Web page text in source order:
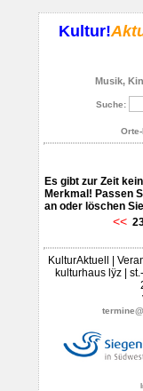
Kultur!
Musik,
Suche:
Es gibt zur Zeit
Merkmal! Passen
an oder löschen
<<
KulturAktuell |
kulturhaus lÿz |